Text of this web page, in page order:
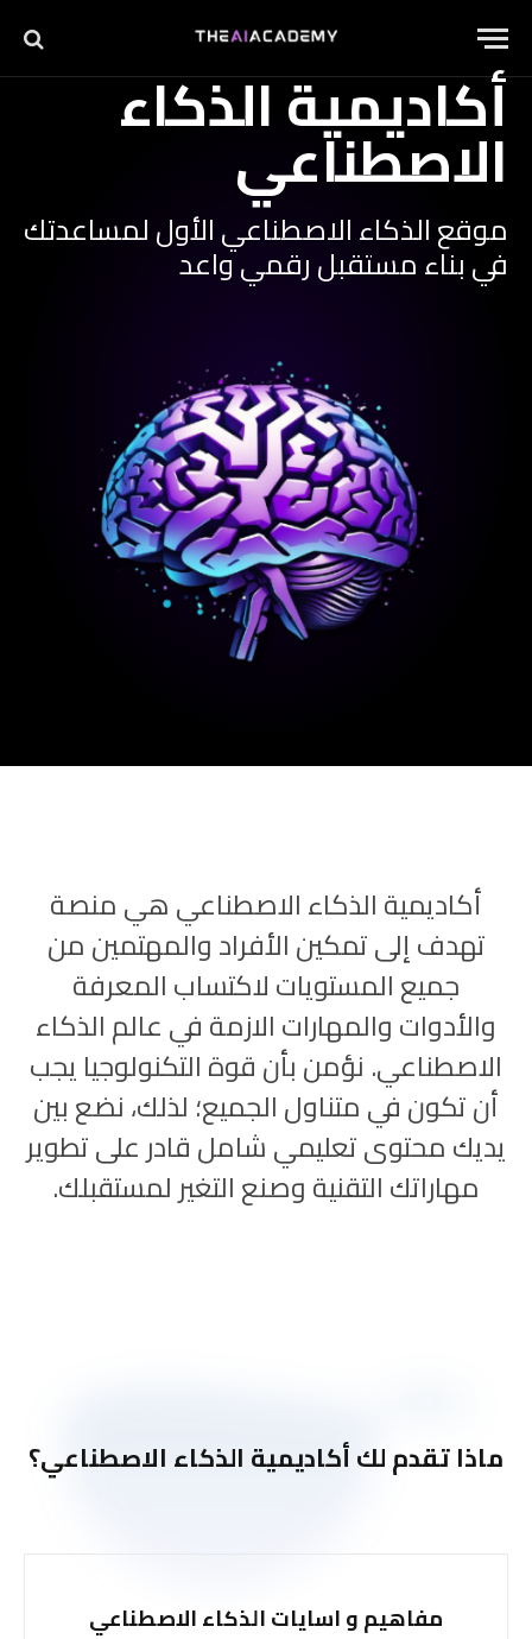
أكاديمية الذكاء
الاصطناعي
موقع الذكاء الاصطناعي الأول لمساعدتك
في بناء مستقبل رقمي واعد
أكاديمية الذكاء الاصطناعي هي منصة
تهدف إلى تمكين الأفراد والمهتمين من
جميع المستويات لاكتساب المعرفة
والأدوات والمهارات الازمة في عالم الذكاء
الاصطناعي. نؤمن بأن قوة التكنولوجيا يجب
أن تكون في متناول الجميع؛ لذلك، نضع بين
يديك محتوى تعليمي شامل قادر على تطوير
مهاراتك التقنية وصنع التغير لمستقبلك.
ماذا تقدم لك أكاديمية الذكاء الاصطناعي؟
مفاهيم و اسايات الذكاء الاصطناعي